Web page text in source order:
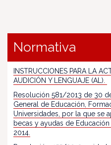
Normativa
INSTRUCCIONES PARA LA
AUDICIÓN Y LENGUAJE (AL).
Resolución 581/2013 de 30
General de Educación,
Universidades, por la que se
becas y ayudas de
2014.